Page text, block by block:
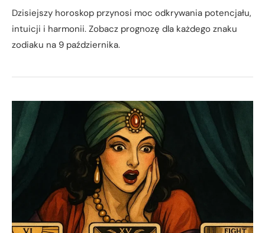
Dzisiejszy horoskop przynosi moc odkrywania potencjału,
intuicji i harmonii. Zobacz prognozę dla każdego znaku
zodiaku na 9 października.